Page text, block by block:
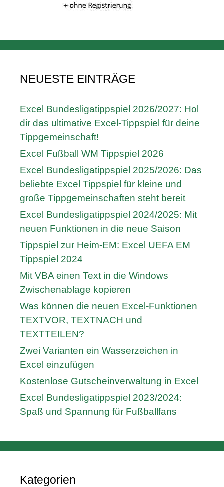
NEUESTE EINTRÄGE
Excel Bundesligatippspiel 2026/2027: Hol
dir das ultimative Excel-Tippspiel für deine
Tippgemeinschaft!
Excel Fußball WM Tippspiel 2026
Excel Bundesligatippspiel 2025/2026: Das
beliebte Excel Tippspiel für kleine und
große Tippgemeinschaften steht bereit
Excel Bundesligatippspiel 2024/2025: Mit
neuen Funktionen in die neue Saison
Tippspiel zur Heim-EM: Excel UEFA EM
Tippspiel 2024
Mit VBA einen Text in die Windows
Zwischenablage kopieren
Was können die neuen Excel-Funktionen
TEXTVOR, TEXTNACH und
TEXTTEILEN?
Zwei Varianten ein Wasserzeichen in
Excel einzufügen
Kostenlose Gutscheinverwaltung in Excel
Excel Bundesligatippspiel 2023/2024:
Spaß und Spannung für Fußballfans
Kategorien